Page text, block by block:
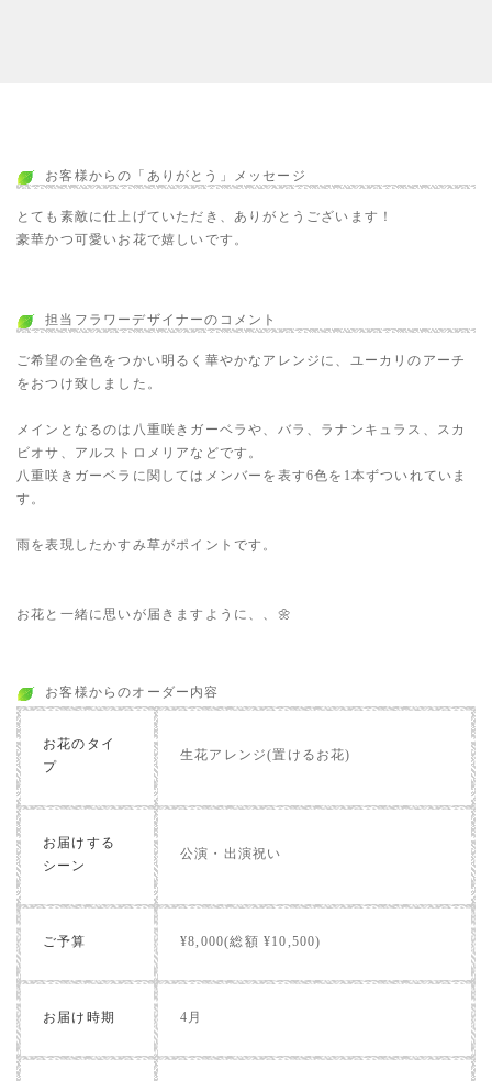
お客様からの「ありがとう」メッセージ
とても素敵に仕上げていただき、ありがとうございます！
豪華かつ可愛いお花で嬉しいです。
担当フラワーデザイナーのコメント
ご希望の全色をつかい明るく華やかなアレンジに、ユーカリのアーチ
をおつけ致しました。
メインとなるのは八重咲きガーベラや、バラ、ラナンキュラス、スカ
ビオサ、アルストロメリアなどです。
八重咲きガーベラに関してはメンバーを表す6色を1本ずついれていま
す。
雨を表現したかすみ草がポイントです。
お花と一緒に思いが届きますように、、🌼
お客様からのオーダー内容
お花のタイ
プ
生花アレンジ(置けるお花)
お届けする
シーン
公演・出演祝い
ご予算 ¥8,000(総額 ¥10,500)
お届け時期 4月